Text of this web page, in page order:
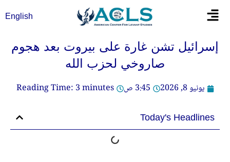
Flyout
English
إسرائيل تشن غارة على بيروت بعد هجوم
صاروخي لحزب الله
يونيو 8, 2026
3:45 ص Reading Time: 3minutes
Today's Headlines